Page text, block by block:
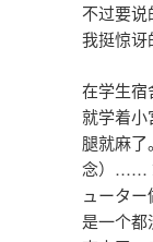
不过要说
我挺惊
在学生宿
就学着小
腿就麻
念）……
ュータ
是一个都